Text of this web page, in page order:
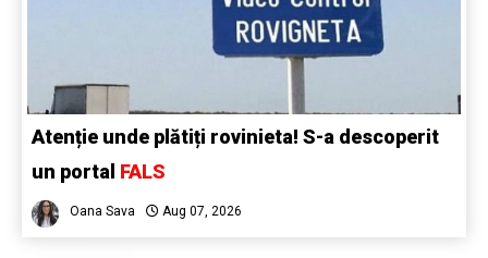
Atenție unde plătiți rovinieta! S-a descoperit
un portal FALS
Oana Sava Aug 07, 2026